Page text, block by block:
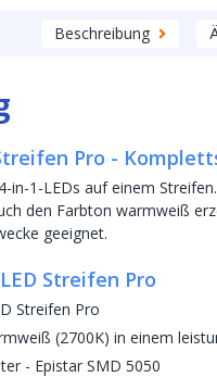
Beschreibung
Pro -
in-1-LEDs auf einem
den Farbton warmweiß
geeignet.
Streifen Pro
Streifen Pro
(2700K) in einem
- Epistar SMD 5050